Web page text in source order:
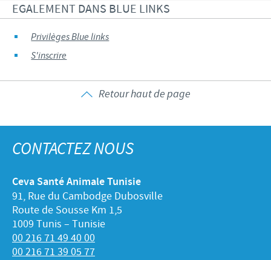
EGALEMENT DANS BLUE LINKS
Privilèges Blue links
S'inscrire
Retour haut de page
CONTACTEZ NOUS
Ceva Santé Animale Tunisie
91, Rue du Cambodge Dubosville
Route de Sousse Km 1,5
1009 Tunis – Tunisie
00 216 71 49 40 00
00 216 71 39 05 77